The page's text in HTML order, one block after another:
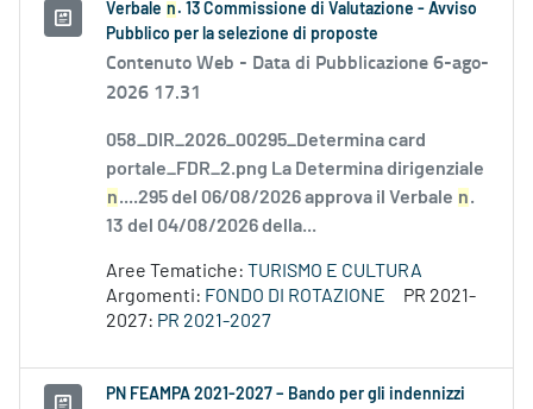
Verbale n . 13 Commissione di Valutazione - Avviso
Pubblico per la selezione di proposte
Contenuto Web - Data di Pubblicazione 6-ago-
2026 17.31
058_DIR_2026_00295_Determina card
portale_FDR_2.png La Determina dirigenziale
n....295 del 06/08/2026 approva il Verbale n.
13 del 04/08/2026 della...
Aree Tematiche: TURISMO E CULTURA
Argomenti: FONDO DI ROTAZIONE
PR 2021-
2027: PR 2021-2027
PN FEAMPA 2021-2027 – Bando per gli indennizzi